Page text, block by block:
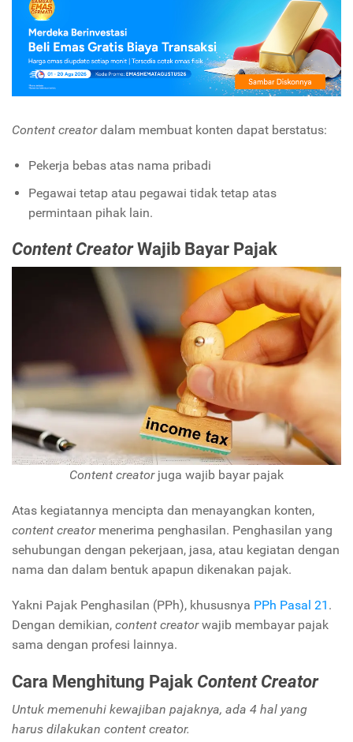
Content creatordalam membuat konten dapat berstatus:
Pekerja bebas atas nama pribadi
Pegawai tetap atau pegawai tidak tetap atas
permintaan pihak lain.
Content CreatorWajib Bayar Pajak
Content creatorjuga wajib bayar pajak
Atas kegiatannya mencipta dan menayangkan konten,
content creatormenerima penghasilan. Penghasilan yang
sehubungan dengan pekerjaan, jasa, atau kegiatan dengan
nama dan dalam bentuk apapun dikenakan pajak.
Yakni Pajak Penghasilan (PPh), khususnya PPh Pasal 21 .
Dengan demikian, content creatorwajib membayar pajak
sama dengan profesi lainnya.
Cara Menghitung Pajak Content Creator
Untuk memenuhi kewajiban pajaknya, ada 4 hal yang
harus dilakukan content creator.